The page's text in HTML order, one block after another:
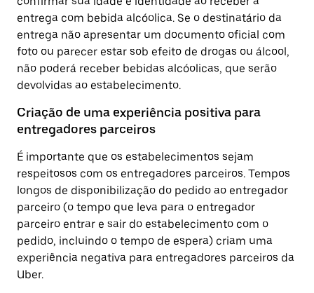
entrega com bebida alcóolica. Se o destinatário da
entrega não apresentar um documento oficial com
foto ou parecer estar sob efeito de drogas ou álcool,
não poderá receber bebidas alcóolicas, que serão
devolvidas ao estabelecimento.
Criação de uma experiência positiva para
entregadores parceiros
É importante que os estabelecimentos sejam
respeitosos com os entregadores parceiros. Tempos
longos de disponibilização do pedido ao entregador
parceiro (o tempo que leva para o entregador
parceiro entrar e sair do estabelecimento com o
pedido, incluindo o tempo de espera) criam uma
experiência negativa para entregadores parceiros da
Uber.